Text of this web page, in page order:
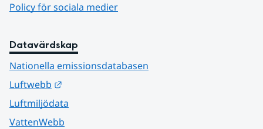
Policy för sociala medier
Datavärdskap
Nationella emissionsdatabasen
Luftwebb
Luftmiljödata
VattenWebb